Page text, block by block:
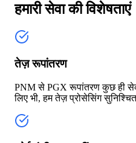
हमारी सेवा की विशेषताएं
तेज़ रूपांतरण
PNM से PGX रूपांतरण कुछ ही
लिए भी, हम तेज़ प्रोसेसिंग